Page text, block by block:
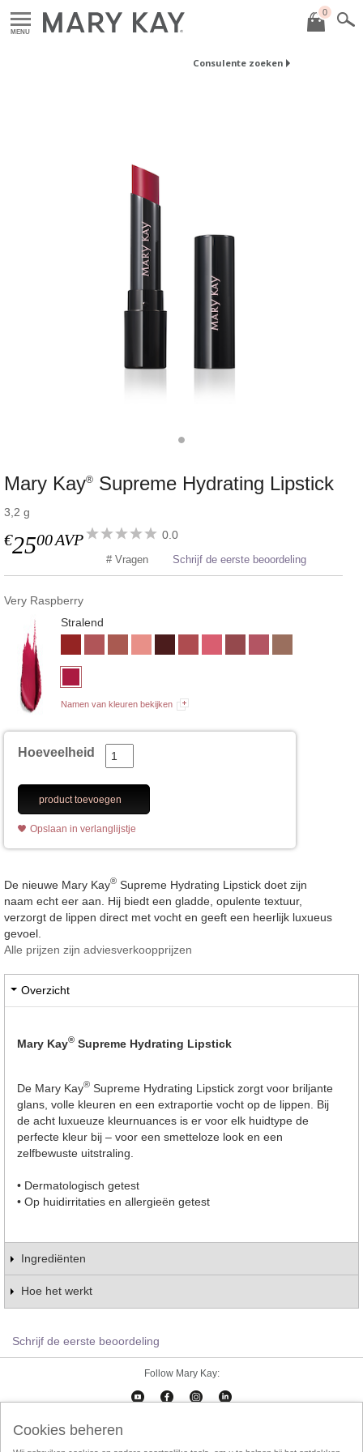
MENU
0
Consulente zoeken
Mary Kay® Supreme Hydrating Lipstick
3,2 g
€2500AVP 0.0
# Vragen Schrijf de eerste beoordeling
Very Raspberry
Stralend
Namen van kleuren bekijken
Hoeveelheid
product toevoegen
Opslaan in verlanglijstje
De nieuwe Mary Kay® Supreme Hydrating Lipstick doet zijn
naam echt eer aan. Hij biedt een gladde, opulente textuur,
verzorgt de lippen direct met vocht en geeft een heerlijk luxueus
gevoel.
Alle prijzen zijn adviesverkoopprijzen
Overzicht
Mary Kay® Supreme Hydrating Lipstick
De Mary Kay® Supreme Hydrating Lipstick zorgt voor briljante
glans, volle kleuren en een extraportie vocht op de lippen. Bij
de acht luxueuze kleurnuances is er voor elk huidtype de
perfecte kleur bij – voor een smetteloze look en een
zelfbewuste uitstraling.
• Dermatologisch getest
• Op huidirritaties en allergieën getest
Ingrediënten
Hoe het werkt
Schrijf de eerste beoordeling
Follow Mary Kay:
Cookies beheren Impressum
Cookies beheren